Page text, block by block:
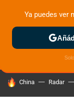
ZONA DE PRUEBAS
HOY SE HABLA DE
China Radar
Ya puedes ver